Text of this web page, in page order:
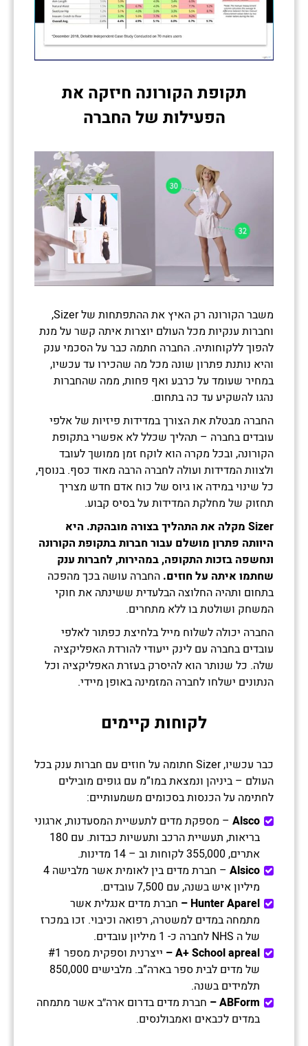
תקופת הקורונה חיזקה את
הפעילות של החברה
משבר הקורונה רק האיץ את ההתפתחות של Sizer,
וחברות ענקיות מכל העולם יוצרות איתה קשר על מנת
להפוך ללקוחותיה. החברה חתמה כבר על הסכמי ענק
והיא נותנת פתרון שונה מכל מה שהכירו עד עכשיו,
במחיר שעומד על כרבע ואף פחות, ממה שהחברות
נהגו להשקיע עד כה בתחום.
החברה מבטלת את הצורך במדידות פיזיות של אלפי
עובדים בחברה – תהליך שכלל לא אפשרי בתקופת
הקורונה, ובכל מקרה הוא לוקח זמן ממושך לעובד
ולצוות המדידות ועולה לחברה הרבה מאוד כסף. בנוסף,
כל שינוי במידה או גיוס של כוח אדם חדש מצריך
תחזוק של מחלקת המדידות על בסיס קבוע.
Sizer מקלה את התהליך בצורה מובהקת. היא
היוותה פתרון מושלם עבור חברות בתקופת הקורונה
ונחשפה בזכות התקופה, במהירות, לחברות ענק
שחתמו איתה על חוזים. החברה עושה בכך מהפכה
בתחום ותהיה החלוצה הבלעדית ששינתה את חוקי
המשחק ושולטת בו ללא מתחרים.
החברה יכולה לשלוח מייל בלחיצת כפתור לאלפי
עובדים בחברה עם לינק ייעודי להורדת האפליקציה
שלה. כל שנותר הוא להיסרק בעזרת האפליקציה וכל
הנתונים ישלחו לחברה המזמינה באופן מיידי.
לקוחות קיימים
כבר עכשיו, Sizer חתומה על חוזים עם חברות ענק בכל
העולם – ביניהן ונמצאת במו”מ עם גופים מובילים
לחתימה על הכנסות בסכומים משמעותיים:
Alsco – מספקת מדים לתעשיית המסעדנות, ארגוני
בריאות, תעשיית הרכב ותעשיות כבדות. עם 180
אתרים, 355,000 לקוחות וב – 14 מדינות.
Alsico
– חברת מדים בין לאומית אשר מלבישה 4
מיליון איש בשנה, עם 7,500 עובדים.
Hunter Aparel
– חברת מדים אנגלית אשר
מתמחה במדים למשטרה, רפואה וכיבוי. זכו במכרז
של ה NHS לחברה כ- 1 מיליון עובדים.
A+ School apreal
–
ייצרנית וספקית מספר #1
של מדים לבית ספר בארה”ב. מלבישים 850,000
תלמידים בשנה.
ABForm
– חברת מדים בדרום ארה״ב אשר מתמחה
במדים לכבאים ואמבולנסים.